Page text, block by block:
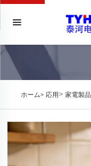
ホーム> 応用> 家電製品